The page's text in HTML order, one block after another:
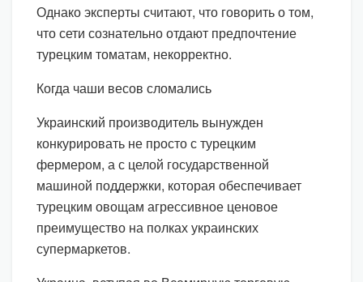
Однако эксперты считают, что говорить о том,
что сети сознательно отдают предпочтение
турецким томатам, некорректно.
Когда чаши весов сломались
Украинский производитель вынужден
конкурировать не просто с турецким
фермером, а с целой государственной
машиной поддержки, которая обеспечивает
турецким овощам агрессивное ценовое
преимущество на полках украинских
супермаркетов.